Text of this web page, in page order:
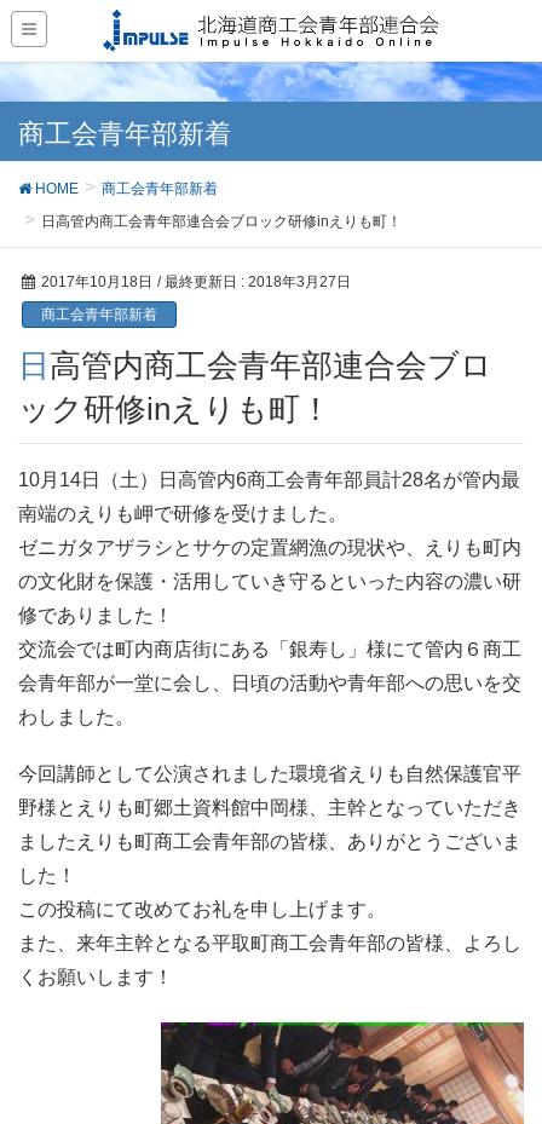
商工会青年部新着
HOME
商工会青年部新着
日高管内商工会青年部連合会ブロック研修inえりも町！
2017年10月18日 / 最終更新日 : 2018年3月27日
商工会青年部新着
日高管内商工会青年部連合会ブロ
ック研修inえりも町！
10月14日（土）日高管内6商工会青年部員計28名が管内最
南端のえりも岬で研修を受けました。
ゼニガタアザラシとサケの定置網漁の現状や、えりも町内
の文化財を保護・活用していき守るといった内容の濃い研
修でありました！
交流会では町内商店街にある「銀寿し」様にて管内６商工
会青年部が一堂に会し、日頃の活動や青年部への思いを交
わしました。
今回講師として公演されました環境省えりも自然保護官平
野様とえりも町郷土資料館中岡様、主幹となっていただき
ましたえりも町商工会青年部の皆様、ありがとうございま
した！
この投稿にて改めてお礼を申し上げます。
また、来年主幹となる平取町商工会青年部の皆様、よろし
くお願いします！